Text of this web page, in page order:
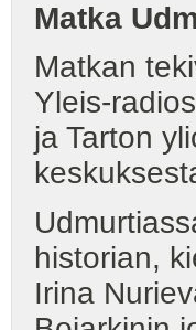
Matka
Matkan
Yleis-
ja Tarton
historian,
Irina